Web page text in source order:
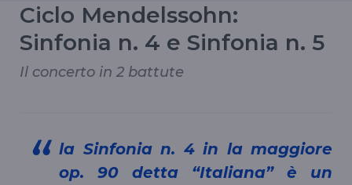
Ciclo Mendelssohn:
Sinfonia n. 4 e Sinfonia n. 5
Il concerto in 2 battute
la Sinfonia n. 4 in la maggiore
op. 90 detta “Italiana” è un